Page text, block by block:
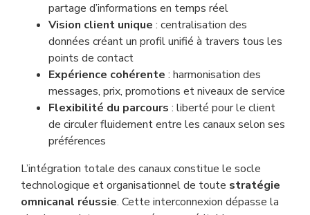
partage d’informations en temps réel
Vision client unique : centralisation des
données créant un profil unifié à travers tous les
points de contact
Expérience cohérente : harmonisation des
messages, prix, promotions et niveaux de service
Flexibilité du parcours : liberté pour le client
de circuler fluidement entre les canaux selon ses
préférences
L’intégration totale des canaux constitue le socle
technologique et organisationnel de toute stratégie
omnicanal réussie. Cette interconnexion dépasse la